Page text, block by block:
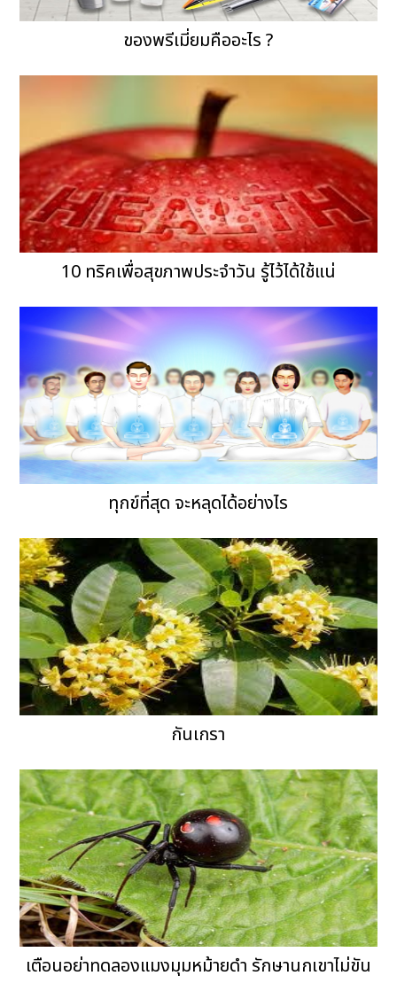
ของพรีเมี่ยมคืออะไร ?
10 ทริคเพื่อสุขภาพประจำวัน รู้ไว้ได้ใช้แน่
ทุกข์ที่สุด จะหลุดได้อย่างไร
กันเกรา
เตือนอย่าทดลองแมงมุมหม้ายดำ รักษานกเขาไม่ขัน